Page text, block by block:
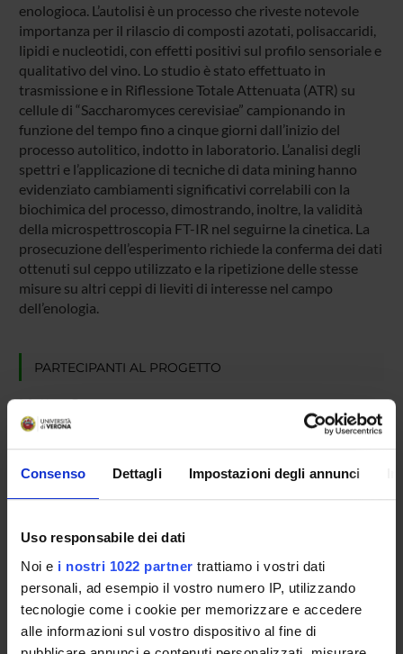
Consenso Dettagli Impostazioni degli annunci
Uso responsabile dei dati
Noi e i nostri 1022 partner trattiamo i vostri dati
personali, ad esempio il vostro numero IP, utilizzando
tecnologie come i cookie per memorizzare e accedere
alle informazioni sul vostro dispositivo al fine di
enologioca. L’autolisi è un processo che riveste notevole
importanza per il rilascio di composti azotati, polisaccaridi,
lipidi e nucleotidi, con effetti positivi sul profilo sensoriale e
qualitativo del vino. Lo studio è stato effettuato in
trasmissione e in Riflessione Totale Attenuata (ATR) su
cellule di “Saccharomyces cerevisiae” campionando in
funzione del tempo fino a cinque giorni dall’inizio del
processo autolitico, indotto in laboratorio. L’analisi degli
spettri e l’applicazione di tecniche di data mining hanno
evidenziato cambiamenti significativi correlabili con la
biochimica del processo, dimostrando, inoltre, la validità
della microspettroscopia FT-IR nel seguirne la cinetica. La
prosecuzione dell’esperimento richiede la conferma dei dati
ottenuti sul ceppo utilizzato e la ripetizione delle stesse
misure su altri ceppi di lieviti di interesse nel campo
dell’enologia.
PARTECIPANTI AL PROGETTO
Matteo Cavagna
Francesca Monti
Professore associato
Professore ordinario
AREE DI RICERCA COINVOLTE DAL PROGETTO
Multidisciplinary (DI)